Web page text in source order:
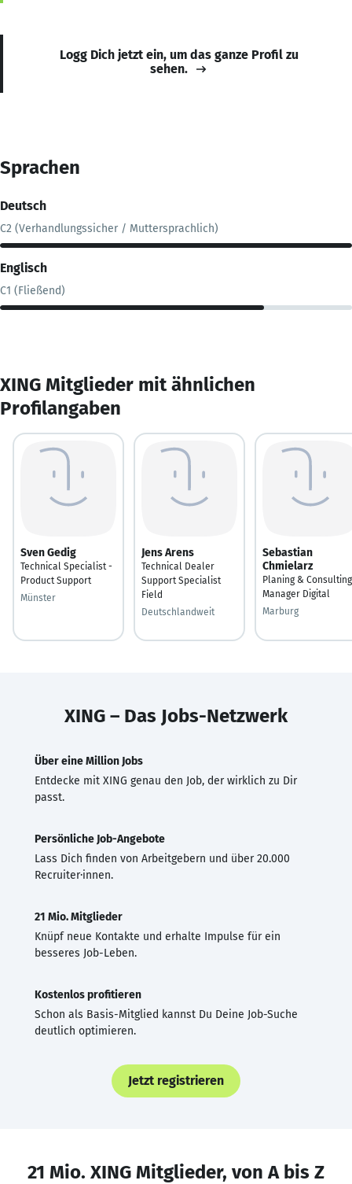
Logg Dich jetzt ein, um das ganze Profil zu
sehen.
Sprachen
Deutsch
C2 (Verhandlungssicher / Muttersprachlich)
Englisch
C1 (Fließend)
XING Mitglieder mit ähnlichen
Profilangaben
Sven Gedig
Technical Specialist -
Product Support
Münster
Jens Arens
Technical Dealer
Support Specialist
Field
Deutschlandweit
Sebastian
Chmielarz
Planing & Consulting
Manager Digital
Marburg
XING – Das Jobs-Netzwerk
Über eine Million Jobs
Entdecke mit XING genau den Job, der wirklich zu Dir
passt.
Persönliche Job-Angebote
Lass Dich finden von Arbeitgebern und über 20.000
Recruiter·innen.
21 Mio. Mitglieder
Knüpf neue Kontakte und erhalte Impulse für ein
besseres Job-Leben.
Kostenlos profitieren
Schon als Basis-Mitglied kannst Du Deine Job-Suche
deutlich optimieren.
Jetzt registrieren
21 Mio. XING Mitglieder, von A bis Z